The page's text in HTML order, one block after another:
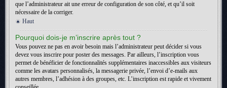
que l’administrateur ait une erreur de configuration de son côté, et qu’il soit
nécessaire de la corriger.
Haut
Pourquoi dois-je m’inscrire après tout ?
Vous pouvez ne pas en avoir besoin mais l’administrateur peut décider si vous
devez vous inscrire pour poster des messages. Par ailleurs, l’inscription vous
permet de bénéficier de fonctionnalités supplémentaires inaccessibles aux visiteurs
comme les avatars personnalisés, la messagerie privée, l’envoi d’e-mails aux
autres membres, l’adhésion à des groupes, etc. L’inscription est rapide et vivement